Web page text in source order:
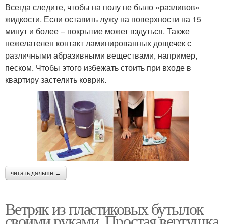
Всегда следите, чтобы на полу не было «разливов»
жидкости. Если оставить лужу на поверхности на 15
минут и более – покрытие может вздуться. Также
нежелателен контакт ламинированных дощечек с
различными абразивными веществами, например,
песком. Чтобы этого избежать стоить при входе в
квартиру застелить коврик.
читать дальше →
Ветряк из пластиковых бутылок